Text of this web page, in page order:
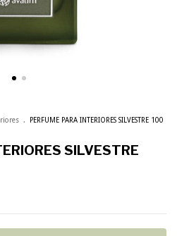
.
PERFUME PARA INTERIORES SILVESTRE 100
SILVESTRE